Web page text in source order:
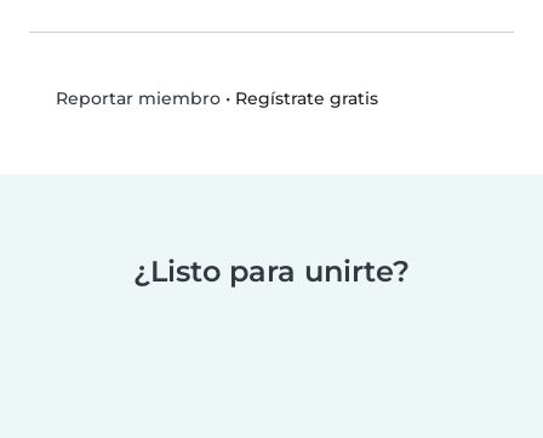
Reportar miembro• Regístrate gratis
¿Listo para unirte?